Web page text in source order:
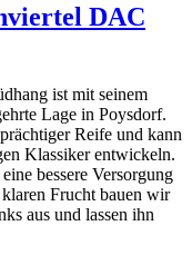
DAC
ist mit seinem
Lage in Poysdorf.
Reife und kann
Klassiker entwickeln.
bessere Versorgung
Frucht bauen wir
aus und lassen ihn